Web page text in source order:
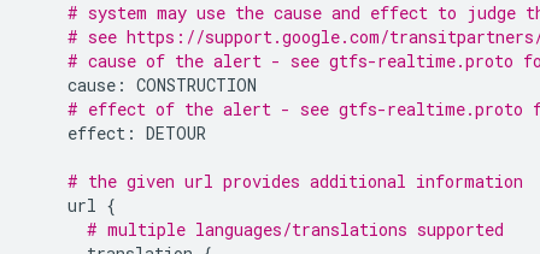
# system may use the cause and effect to judge
# see https://support.google.com/transitpartners/
# cause of the alert - see gtfs-realtime.proto
cause : CONSTRUCTION
# effect of the alert - see gtfs-realtime.proto
effect : DETOUR
# the given url provides additional information
url {
# multiple languages/translations supported